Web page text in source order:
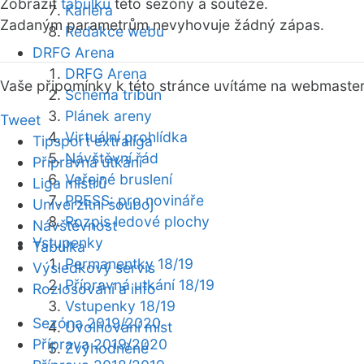
Kariéra
Redakce webu
DRFG Arena
DRFG Arena
Schéma tribun
Plánek areny
Virtuální prohlídka
Návštěvní řád
Veřejné bruslení
PRESS: pro novináře
Rozpis ledové plochy
Vstupenky
Permanentky 18/19
Přípravná utkání 18/19
Vstupenky 18/19
Uvolňování míst
Zvýhodněné
Zobrazit tabulku této sezóny a soutěže.
Zadaným parametrům nevyhovuje žádný zápas.
Vaše připomínky k této stránce uvítáme na webmaster
Tweet
Tipsport extraliga
Přípravná utkání
Liga mistrů
Univerzitní souboj
Návštěvnost
Tabulka
Výsledkový servis
Rozlosování a info
Sezóna 2019/2020
Příprava 2019/2020